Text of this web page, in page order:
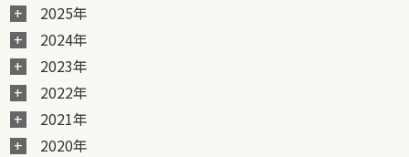
2025年
2024年
2023年
2022年
2021年
2020年